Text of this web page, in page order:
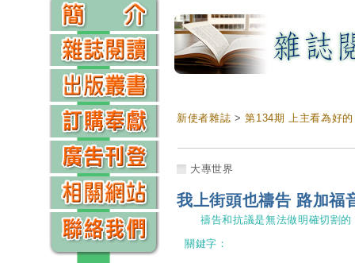
新使者雜誌 >第134期 上主看為好的
大專世界
我上街頭也禱告 路加福
禱告和抗議是無法做明確切割
關鍵字：